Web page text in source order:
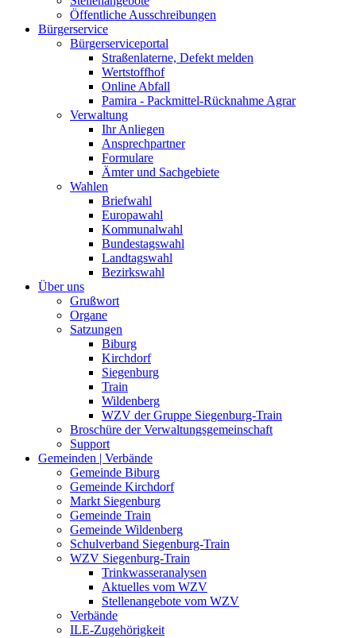
Öffentliche Ausschreibungen
Bürgerservice
Bürgerserviceportal
Straßenlaterne, Defekt melden
Wertstoffhof
Online Abfall
Pamira - Packmittel-Rücknahme Agrar
Verwaltung
Ihr Anliegen
Ansprechpartner
Formulare
Ämter und Sachgebiete
Wahlen
Briefwahl
Europawahl
Kommunalwahl
Bundestagswahl
Landtagswahl
Bezirkswahl
Über uns
Grußwort
Organe
Satzungen
Biburg
Kirchdorf
Siegenburg
Train
Wildenberg
WZV der Gruppe Siegenburg-Train
Broschüre der Verwaltungsgemeinschaft
Support
Gemeinden | Verbände
Gemeinde Biburg
Gemeinde Kirchdorf
Markt Siegenburg
Gemeinde Train
Gemeinde Wildenberg
Schulverband Siegenburg-Train
WZV Siegenburg-Train
Trinkwasseranalysen
Aktuelles vom WZV
Stellenangebote vom WZV
Verbände
ILE-Zugehörigkeit